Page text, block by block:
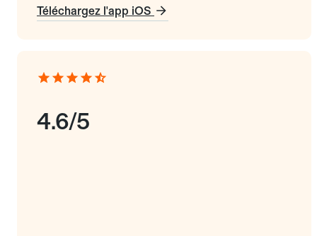
Téléchargez l'app iOS
4.6/5